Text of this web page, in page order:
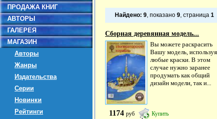
ПРОДАЖА КНИГ
АВТОРЫ
ГАЛЕРЕЯ
МАГАЗИН
Авторы
Жанры
Издательства
Серии
Новинки
Рейтинги
Найдено: 9, показано 9, страница 1
Сборная деревянная модель...
Вы можете раскрасить
Вашу модель, используя
любые краски. В этом
случае нужно заранее
продумать как общий
дизайн модели, так и...
1174 руб Купить